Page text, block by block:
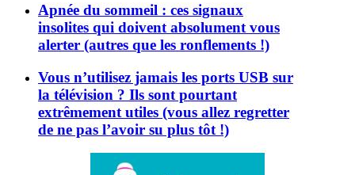
Apnée du sommeil : ces signaux
insolites qui doivent absolument vous
alerter (autres que les ronflements !)
Vous n’utilisez jamais les ports USB sur
la télévision ? Ils sont pourtant
extrêmement utiles (vous allez regretter
de ne pas l’avoir su plus tôt !)